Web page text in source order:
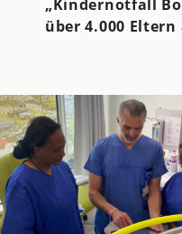
„Kindernotfall
über 4.000 Eltern